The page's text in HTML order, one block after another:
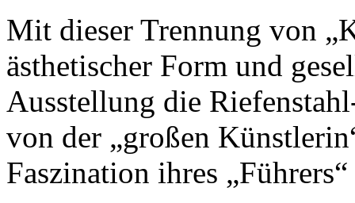
Mit dieser Trennung von
ästhetischer Form und
Ausstellung die
von der „großen
Faszination ihres